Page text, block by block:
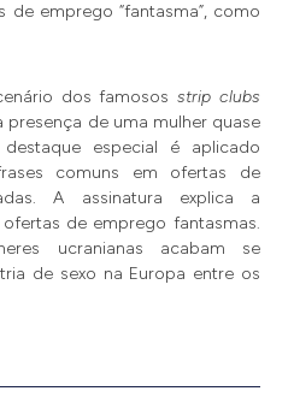
emprego “fantasma”, como
dos famosos strip clubs
presença de uma mulher quase
especial é aplicado
comuns em ofertas de
A assinatura explica a
de emprego fantasmas.
ucranianas acabam se
de sexo na Europa entre os